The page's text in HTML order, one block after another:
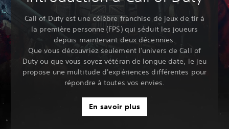
Call of Duty est une célèbre franchise de jeux de tir à
la première personne (FPS) qui séduit les joueurs
depuis maintenant deux décennies.
Que vous découvriez seulement l'univers de Call of
Duty ou que vous soyez vétéran de longue date, le jeu
propose une multitude d'expériences différentes pour
répondre à toutes vos envies.
En savoir plus